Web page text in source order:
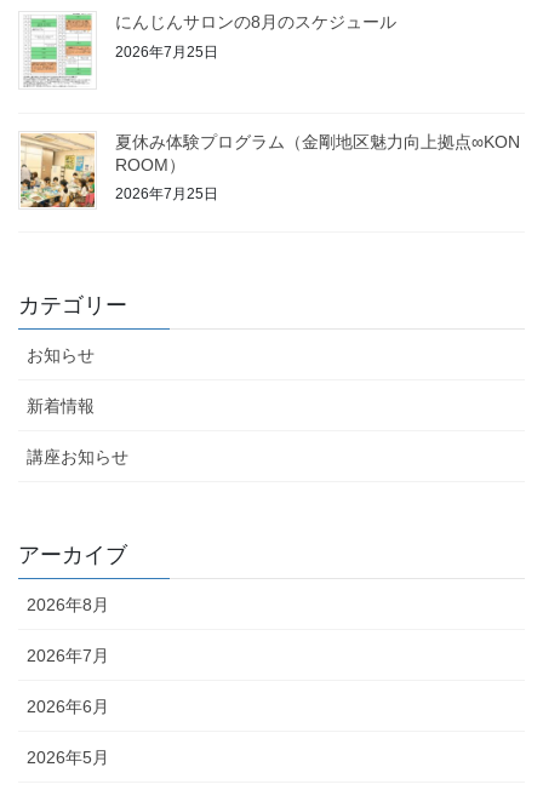
にんじんサロンの8月のスケジュール
2026年7月25日
夏休み体験プログラム（金剛地区魅力向上拠点∞KON
ROOM）
2026年7月25日
カテゴリー
お知らせ
新着情報
講座お知らせ
アーカイブ
2026年8月
2026年7月
2026年6月
2026年5月